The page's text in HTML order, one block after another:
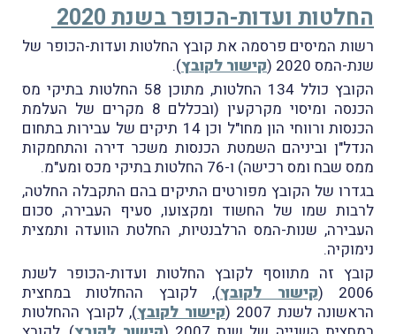
החלטות ועדות-הכופר בשנת 2020
רשות המיסים פרסמה את קובץ החלטות ועדות-הכופר של
שנת-המס 2020 (
קישור לקובץ).
הקובץ כולל 134 החלטות, מתוכן 58 החלטות בתיקי מס
הכנסה ומיסוי מקרקעין (ובכללם 8 מקרים של העלמת
הכנסות ורווחי הון מחו"ל וכן 14 תיקים של עבירות בתחום
הנדל"ן וביניהם השמטת הכנסות משכר דירה והתחמקות
ממס שבח ומס רכישה) ו-76 החלטות בתיקי מכס ומע"מ.
בגדרו של הקובץ מפורטים התיקים בהם התקבלה החלטה,
לרבות שמו של החשוד ומקצועו, סעיף העבירה, סכום
העבירה, שנות-המס הרלבנטיות, החלטת הוועדה ותמצית
נימוקיה.
קובץ זה מתווסף לקובץ החלטות ועדות-הכופר לשנת
2006 (
קישור לקובץ), לקובץ ההחלטות במחצית
הראשונה לשנת 2007 (
קישור לקובץ), לקובץ ההחלטות